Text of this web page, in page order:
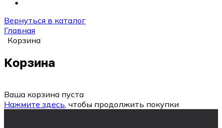
Вернуться в каталог
Главная
Корзина
Корзина
Ваша корзина пуста
Нажмите здесь , чтобы продолжить покупки